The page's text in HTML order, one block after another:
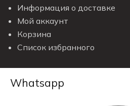
Информация о доставке
Мой аккаунт
Корзина
Список избранного
Whatsapp